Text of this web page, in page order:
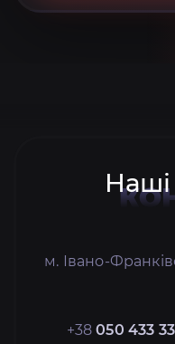
м. Івано-
+38050 433